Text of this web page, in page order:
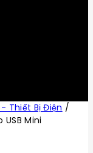
Thiết Bị Điện /
USB Mini